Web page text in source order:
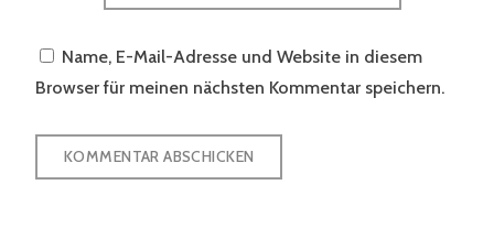
Name, E-Mail-Adresse und Website in diesem
Browser für meinen nächsten Kommentar speichern.